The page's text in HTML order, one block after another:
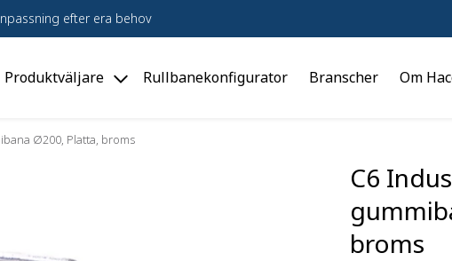
efter era behov
Produktväljare
Toggle
menu
Rullbanekonfigurator Branscher Om
Ø200, Platta, broms
C6
broms